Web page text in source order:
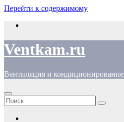
Перейти к содержимому
Ventkam.ru
Вентиляция и кондиционирование